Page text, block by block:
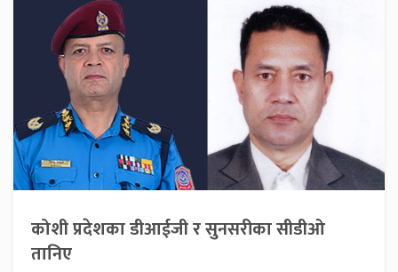
कोशी प्रदेशका डीआईजी र सुनसरीका सीडीओ
तानिए